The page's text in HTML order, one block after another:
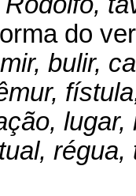
do
bulir,